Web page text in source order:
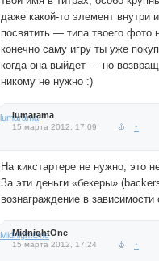
даже какой-то элемент внутри
посвятить — типа твоего фото
конечно саму игру ты уже
когда она выйдет — но
никому не нужно :)
lumarama
15 марта 2012, 17:09 ↑
На кикстартере не нужно, это
За эти деньги «бекеры»
вознаграждение в зависимости
MidnightOne
15 марта 2012, 17:24 ↑